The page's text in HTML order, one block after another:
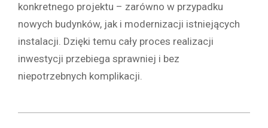
konkretnego projektu – zarówno w przypadku
nowych budynków, jak i modernizacji istniejących
instalacji. Dzięki temu cały proces realizacji
inwestycji przebiega sprawniej i bez
niepotrzebnych komplikacji.